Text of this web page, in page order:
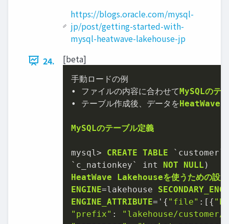
https://blogs.oracle.com/mysql-
jp/post/getting-started-with-
mysql-heatwave-lakehouse-jp
24.
[beta]
•
ファイルの内容に合わせてMySQLのテ
•
テーブル作成後 データをHeatWave
MySQLのテーブル定義
mysql > CREATE TABLE
`c_nationkey` int NOT NULL
HeatWave
Lakehouseを使うための設定
ENGINE=lakehouse
ENGINE_ATTRIBUTE= '{ "file" :[{
"prefix" :
"lakehouse/customer/"